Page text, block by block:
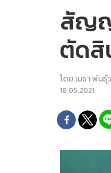
สัญญ
ตัดสิ
โดย เมธา พันธุ์
18.05.2021